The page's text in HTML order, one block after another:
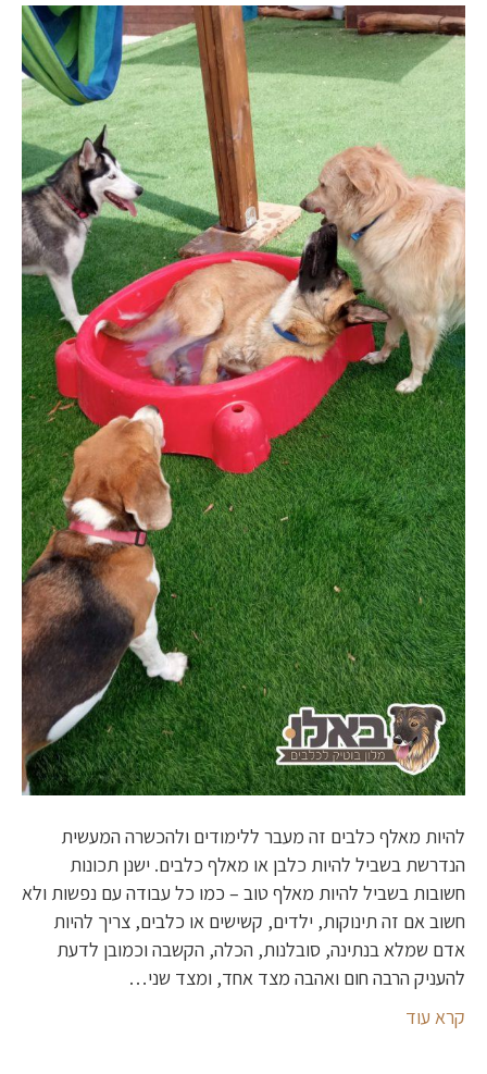
להיות מאלף כלבים זה מעבר ללימודים ולהכשרה המעשית
הנדרשת בשביל להיות כלבן או מאלף כלבים. ישנן תכונות
חשובות בשביל להיות מאלף טוב – כמו כל עבודה עם נפשות ולא
חשוב אם זה תינוקות, ילדים, קשישים או כלבים, צריך להיות
אדם שמלא בנתינה, סובלנות, הכלה, הקשבה וכמובן לדעת
להעניק הרבה חום ואהבה מצד אחד, ומצד שני…
קרא עוד